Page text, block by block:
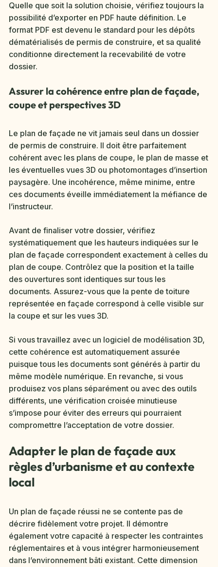
Quelle que soit la solution choisie, vérifiez toujours la
possibilité d’exporter en PDF haute définition. Le
format PDF est devenu le standard pour les dépôts
dématérialisés de permis de construire, et sa qualité
conditionne directement la recevabilité de votre
dossier.
Assurer la cohérence entre plan de façade,
coupe et perspectives 3D
Le plan de façade ne vit jamais seul dans un dossier
de permis de construire. Il doit être parfaitement
cohérent avec les plans de coupe, le plan de masse et
les éventuelles vues 3D ou photomontages d’insertion
paysagère. Une incohérence, même minime, entre
ces documents éveille immédiatement la méfiance de
l’instructeur.
Avant de finaliser votre dossier, vérifiez
systématiquement que les hauteurs indiquées sur le
plan de façade correspondent exactement à celles du
plan de coupe. Contrôlez que la position et la taille
des ouvertures sont identiques sur tous les
documents. Assurez-vous que la pente de toiture
représentée en façade correspond à celle visible sur
la coupe et sur les vues 3D.
Si vous travaillez avec un logiciel de modélisation 3D,
cette cohérence est automatiquement assurée
puisque tous les documents sont générés à partir du
même modèle numérique. En revanche, si vous
produisez vos plans séparément ou avec des outils
différents, une vérification croisée minutieuse
s’impose pour éviter des erreurs qui pourraient
compromettre l’acceptation de votre dossier.
Adapter le plan de façade aux
règles d’urbanisme et au contexte
local
Un plan de façade réussi ne se contente pas de
décrire fidèlement votre projet. Il démontre
également votre capacité à respecter les contraintes
réglementaires et à vous intégrer harmonieusement
dans l’environnement bâti existant. Cette dimension